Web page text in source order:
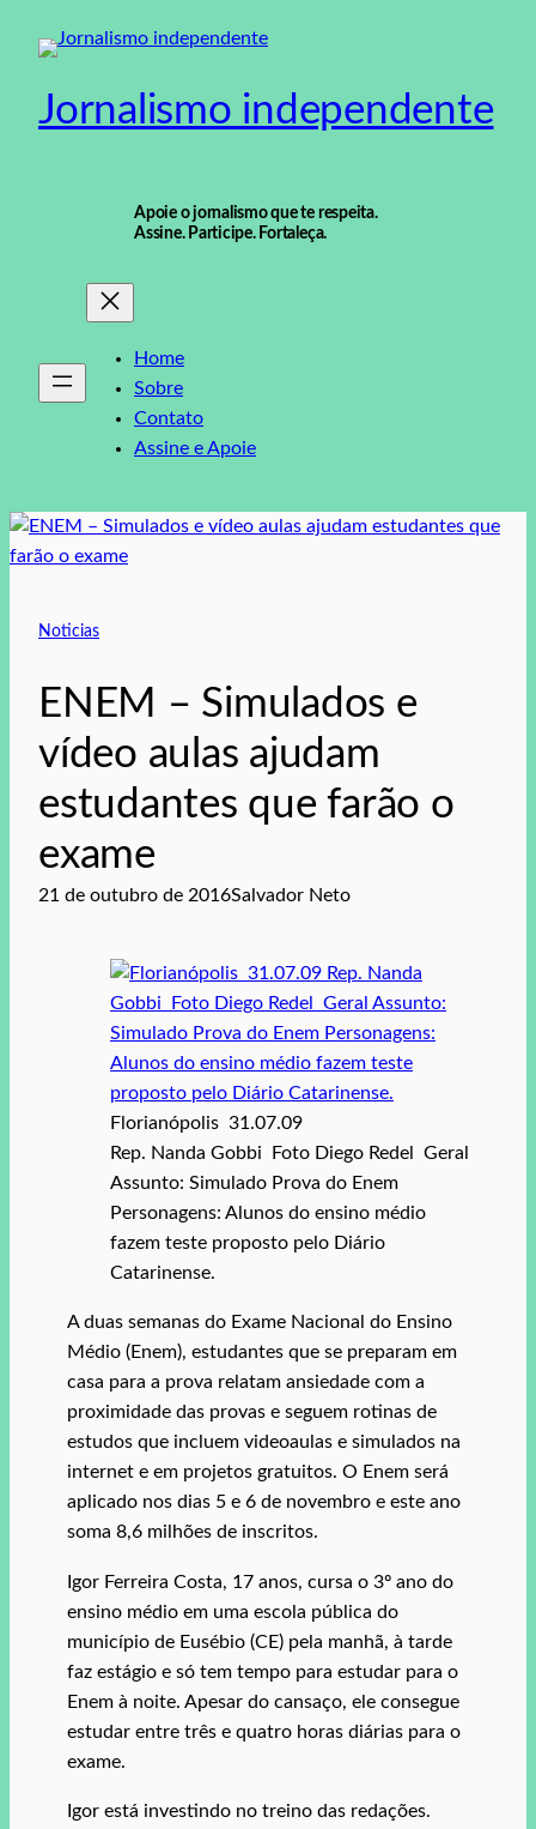
para
conteúdo
Jornalismo independente
Apoie o jornalismo que te respeita.
Assine. Participe. Fortaleça.
Home
Sobre
Contato
Assine e Apoie
Noticias
ENEM – Simulados e
vídeo aulas ajudam
estudantes que farão o
exame
21 de outubro de 2016Salvador Neto
Florianópolis  31.07.09
Rep. Nanda Gobbi  Foto Diego Redel  Geral
Assunto: Simulado Prova do Enem
Personagens: Alunos do ensino médio
fazem teste proposto pelo Diário
Catarinense.
A duas semanas do Exame Nacional do Ensino
Médio (Enem), estudantes que se preparam em
casa para a prova relatam ansiedade com a
proximidade das provas e seguem rotinas de
estudos que incluem videoaulas e simulados na
internet e em projetos gratuitos. O Enem será
aplicado nos dias 5 e 6 de novembro e este ano
soma 8,6 milhões de inscritos.
Igor Ferreira Costa, 17 anos, cursa o 3º ano do
ensino médio em uma escola pública do
município de Eusébio (CE) pela manhã, à tarde
faz estágio e só tem tempo para estudar para o
Enem à noite. Apesar do cansaço, ele consegue
estudar entre três e quatro horas diárias para o
exame.
Igor está investindo no treino das redações.